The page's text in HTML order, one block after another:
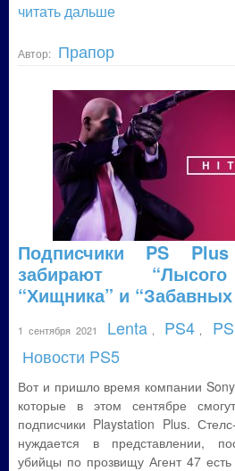
читать дальше
Автор: Прапор
Подписчики PS
забирают
“Хищника” и
1 сентября 2021 Lenta PS4
Новости PS5
Вот и пришло время компании Sony
которые в этом сентябре
подписчики Playstation Plus.
нуждается в представлении,
убийцы по прозвищу Агент 47